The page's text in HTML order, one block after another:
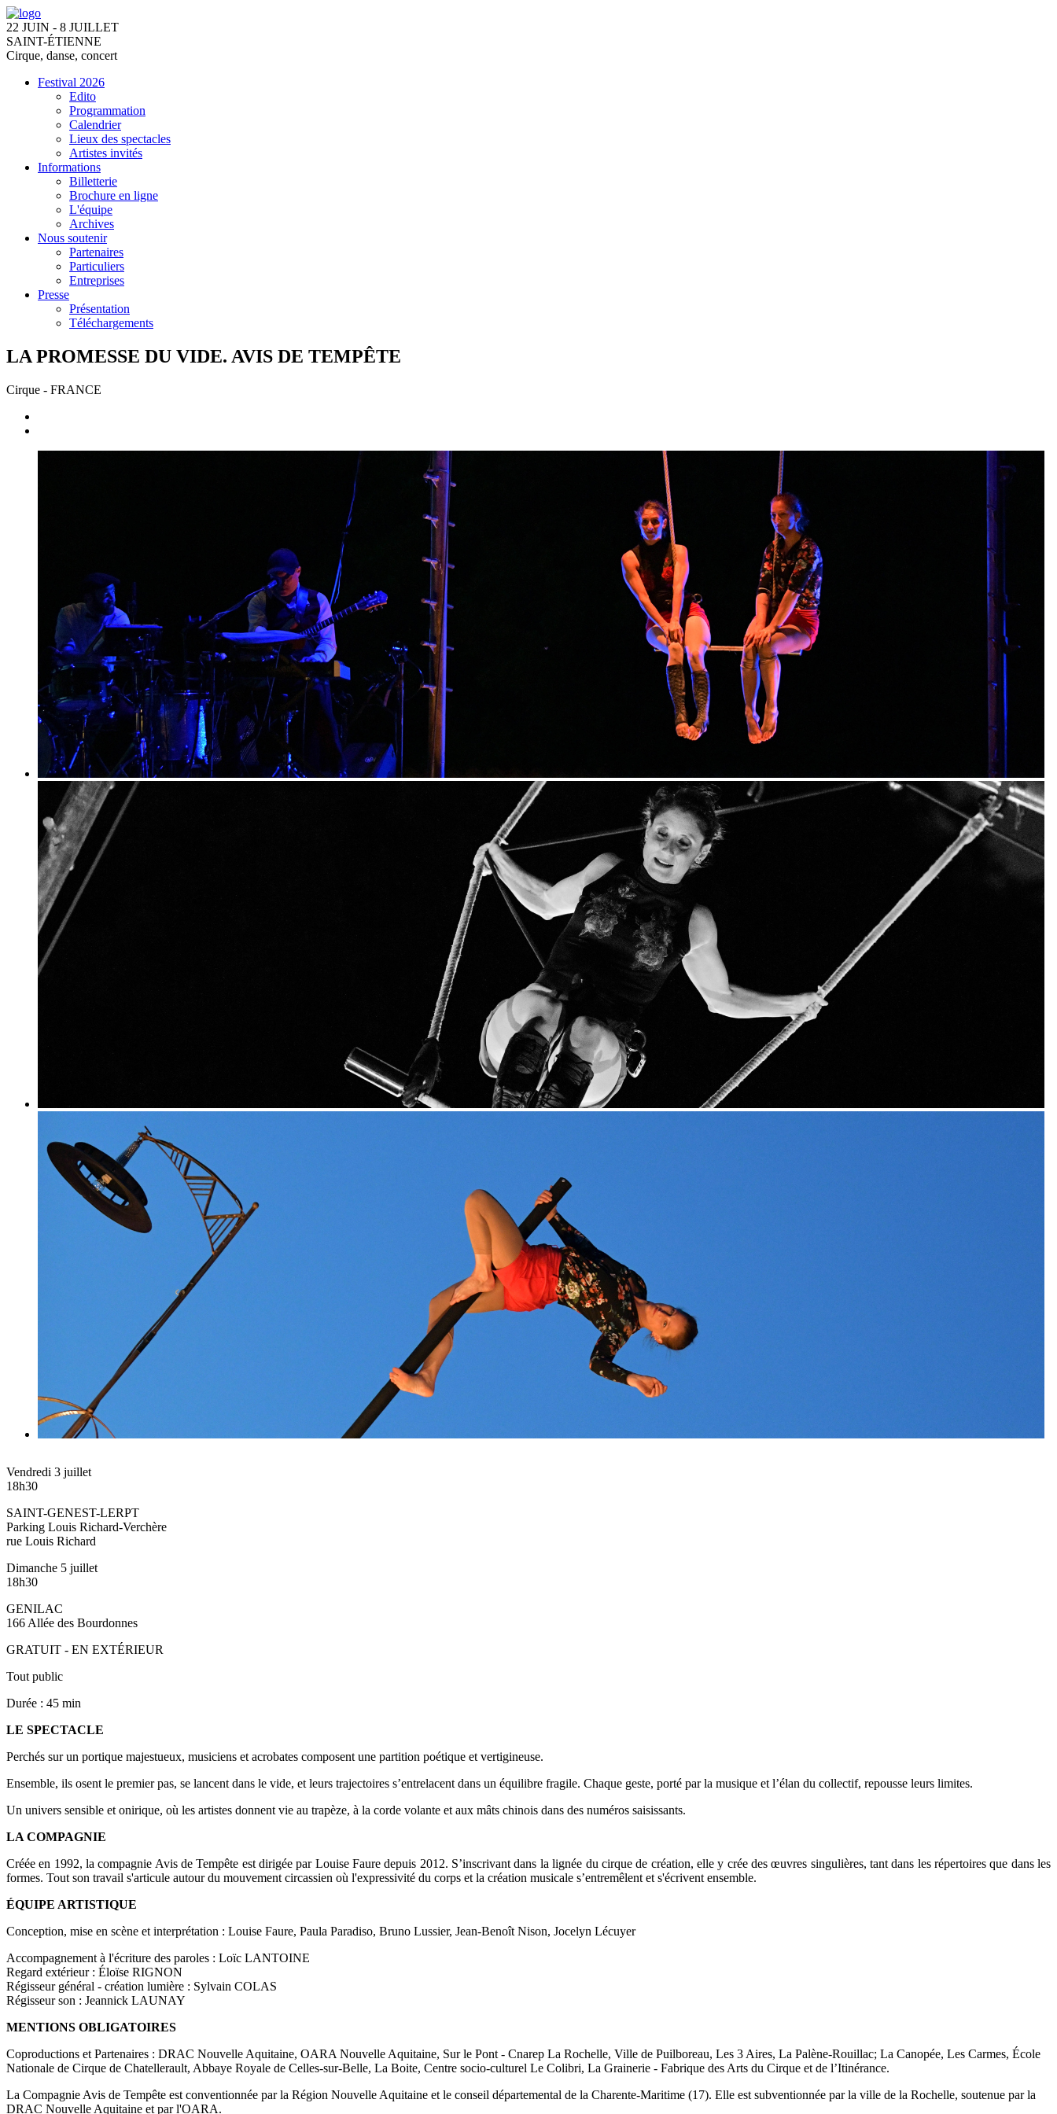
22 JUIN - 8 JUILLET
SAINT-ÉTIENNE
Cirque, danse, concert
Festival 2026
Edito
Programmation
Calendrier
Lieux des spectacles
Artistes invités
Informations
Billetterie
Brochure en ligne
L'équipe
Archives
Nous soutenir
Partenaires
Particuliers
Entreprises
Presse
Présentation
Téléchargements
LA PROMESSE DU VIDE. AVIS DE TEMPÊTE
Cirque - FRANCE
Vendredi 3 juillet
18h30
SAINT-GENEST-LERPT
Parking Louis Richard-Verchère
rue Louis Richard
Dimanche 5 juillet
18h30
GENILAC
166 Allée des Bourdonnes
GRATUIT - EN EXTÉRIEUR
Tout public
Durée : 45 min
LE SPECTACLE
Perchés sur un portique majestueux, musiciens et acrobates composent une partition poétique et vertigineuse.
Ensemble, ils osent le premier pas, se lancent dans le vide, et leurs trajectoires s’entrelacent dans un équilibre fragile. Chaque geste, porté par la musique et l’élan du collectif, repousse leurs limites.
Un univers sensible et onirique, où les artistes donnent vie au trapèze, à la corde volante et aux mâts chinois dans des numéros saisissants.
LA COMPAGNIE
Créée en 1992, la compagnie Avis de Tempête est dirigée par Louise Faure depuis 2012. S’inscrivant dans la lignée du cirque de création, elle y crée des œuvres singulières, tant dans les répertoires que dans les
formes. Tout son travail s'articule autour du mouvement circassien où l'expressivité du corps et la création musicale s’entremêlent et s'écrivent ensemble.
ÉQUIPE ARTISTIQUE
Conception, mise en scène et interprétation : Louise Faure, Paula Paradiso, Bruno Lussier, Jean-Benoît Nison, Jocelyn Lécuyer
Accompagnement à l'écriture des paroles : Loïc LANTOINE
Regard extérieur : Éloïse RIGNON
Régisseur général - création lumière : Sylvain COLAS
Régisseur son : Jeannick LAUNAY
MENTIONS OBLIGATOIRES
Coproductions et Partenaires : DRAC Nouvelle Aquitaine, OARA Nouvelle Aquitaine, Sur le Pont - Cnarep La Rochelle, Ville de Puilboreau, Les 3 Aires, La Palène-Rouillac; La Canopée, Les Carmes, École
Nationale de Cirque de Chatellerault, Abbaye Royale de Celles-sur-Belle, La Boite, Centre socio-culturel Le Colibri, La Grainerie - Fabrique des Arts du Cirque et de l’Itinérance.
La Compagnie Avis de Tempête est conventionnée par la Région Nouvelle Aquitaine et le conseil départemental de la Charente-Maritime (17). Elle est subventionnée par la ville de la Rochelle, soutenue par la
DRAC Nouvelle Aquitaine et par l'OARA.